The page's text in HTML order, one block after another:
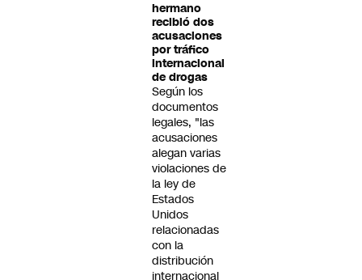
hermano
recibió dos
acusaciones
por tráfico
internacional
de drogas
Según los
documentos
legales, "las
acusaciones
alegan varias
violaciones de
la ley de
Estados
Unidos
relacionadas
con la
distribución
internacional